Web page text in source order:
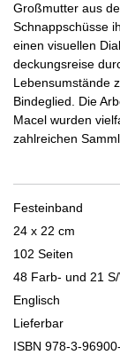
Großmutter aus
Schnappschüsse
einen visuellen
deckungsreise
Lebensumstände
Bindeglied. Die
Macel wurden
zahlreichen
Festeinband
24 x 22 cm
102 Seiten
48 Farb- und 21
Englisch
Lieferbar
ISBN 978­-3­-